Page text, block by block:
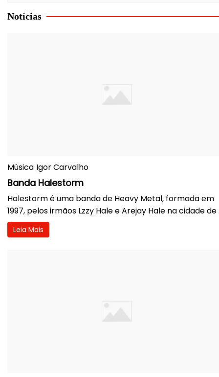
Notícias
Música Igor Carvalho
Banda Halestorm
Halestorm é uma banda de Heavy Metal, formada em
1997, pelos irmãos Lzzy Hale e Arejay Hale na cidade de
Leia Mais